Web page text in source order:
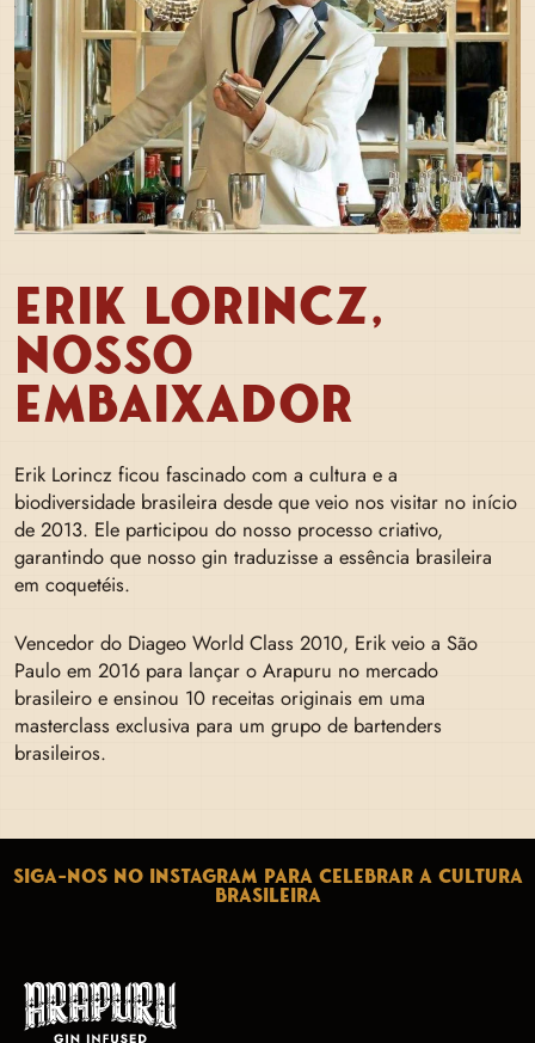
ERIK LORINCZ,
NOSSO
EMBAIXADOR
Erik Lorincz ficou fascinado com a cultura e a
biodiversidade brasileira desde que veio nos visitar no início
de 2013. Ele participou do nosso processo criativo,
garantindo que nosso gin traduzisse a essência brasileira
em coquetéis.
Vencedor do Diageo World Class 2010, Erik veio a São
Paulo em 2016 para lançar o Arapuru no mercado
brasileiro e ensinou 10 receitas originais em uma
masterclass exclusiva para um grupo de bartenders
brasileiros.
SIGA-NOS NO INSTAGRAM PARA CELEBRAR A CULTURA
BRASILEIRA